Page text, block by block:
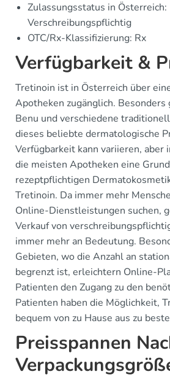
Zulassungsstatus in Österreich:
Verschreibungspflichtig
OTC/Rx-Klassifizierung: Rx
Verfügbarkeit &
Tretinoin ist in Österreich über
Apotheken zugänglich.
Benu und verschiedene
dieses beliebte dermatologische
Verfügbarkeit kann variieren, aber
die meisten Apotheken eine
rezeptpflichtigen
Tretinoin. Da immer mehr
Online-Dienstleistungen suchen,
Verkauf von
immer mehr an Bedeutung.
Gebieten, wo die Anzahl an
begrenzt ist, erleichtern Online-
Patienten den Zugang zu den
Patienten haben die Möglichkeit,
bequem von zu Hause aus zu
Preisspannen